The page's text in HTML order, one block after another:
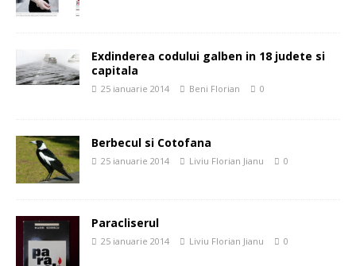
Exdinderea codului galben in 18 judete si
capitala
25 ianuarie 2014 Beni Florian 0
Berbecul si Cotofana
25 ianuarie 2014 Liviu Florian Jianu 0
Paracliserul
25 ianuarie 2014 Liviu Florian Jianu 0